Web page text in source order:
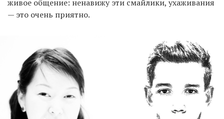
живое общение: ненавижу эти смайлики, ухаживания
— это очень приятно.